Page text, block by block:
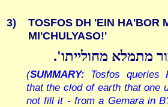
3)
TOSFOS DH 'EIN HA'BOR
MI'CHULYASO!'
מתמלא מחולייתו'.
(SUMMARY: Tosfos queries
that the clod of earth that one
not fill it - from a Gemara in